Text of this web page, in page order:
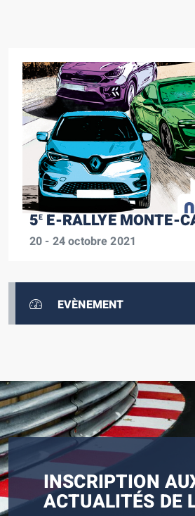
5EE-RALLYE MONTE-
20 - 24 octobre 2021
EVÈNEMENT
INSCRIPTION
ACTUALITÉS DE